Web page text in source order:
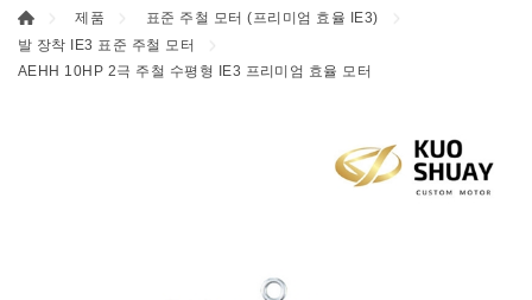
제품
표준 주철 모터 (프리미엄 효율 IE3)
발 장착 IE3 표준 주철 모터
AEHH 10HP 2극 주철 수평형 IE3 프리미엄 효율 모터